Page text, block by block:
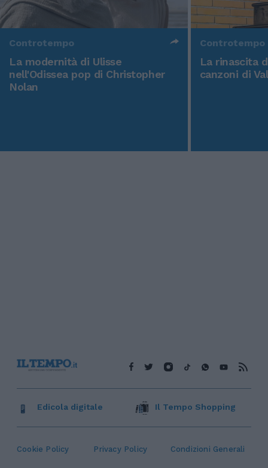
Controtempo
La modernità di Ulisse
nell'Odissea pop di Christopher
Nolan
Controtempo
La rinascita
canzoni di
Cookie Policy Privacy Policy Condizioni Generali
Edicola digitale Il Tempo Shopping